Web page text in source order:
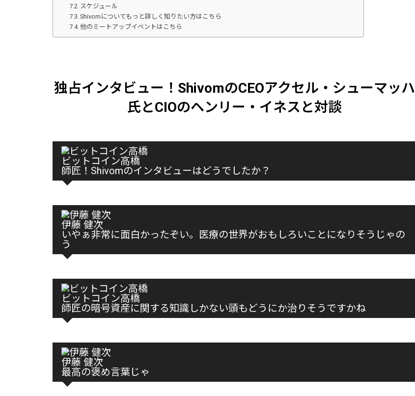
スケジュール
Shivomについてもっと詳しく知りたい方はこちら
他のミートアップイベントはこちら
独占インタビュー！ShivomのCEOアクセル・シューマッハ
氏とCIOのヘンリー・イネスと対談
ビットコイン高橋
師匠！Shivomのインタビューはどうでしたか？
伊藤 健次
いやぁ非常に面白かったぞい。医療の世界がおもしろいことになりそうじゃの
う
ビットコイン高橋
師匠の暗号資産に関する知識しかない頭もどうにか治りそうですかね
伊藤 健次
最高の褒め言葉じゃ